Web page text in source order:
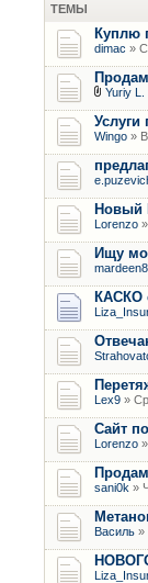
ТЕМЫ
Куплю
dimac »
Yuriy L.
Wingo »
Новый
Lorenzo
Ищу
КАСКО
Lex9 »
Сайт
Lorenzo
sani0k »
Василь »